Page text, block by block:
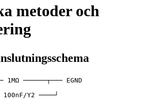
metoder och
1MΩ ──────┬─── EGND
100nF/Y2 ────┘